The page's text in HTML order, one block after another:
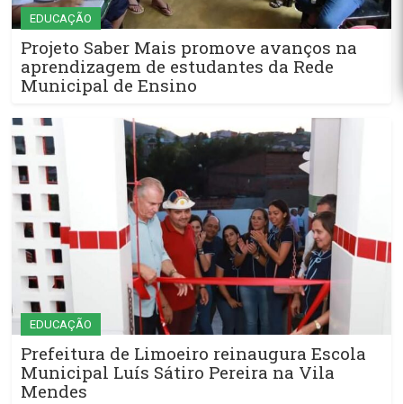
EDUCAÇÃO
Projeto Saber Mais promove avanços na
aprendizagem de estudantes da Rede
Municipal de Ensino
EDUCAÇÃO
Prefeitura de Limoeiro reinaugura Escola
Municipal Luís Sátiro Pereira na Vila
Mendes